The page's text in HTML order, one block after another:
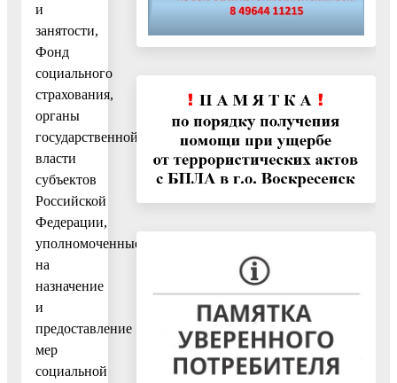
и
занятости,
Фонд
социального
страхования,
органы
государственной
власти
субъектов
Российской
Федерации,
уполномоченные
на
назначение
и
предоставление
мер
социальной